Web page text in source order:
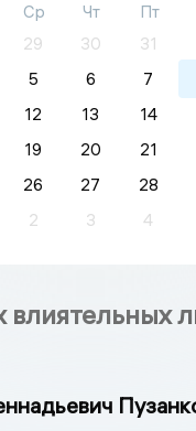
Ср Чт Пт
29 30 31
5 6 7
12 13 14
19 20 21
26 27 28
2 3 4
влиятельных